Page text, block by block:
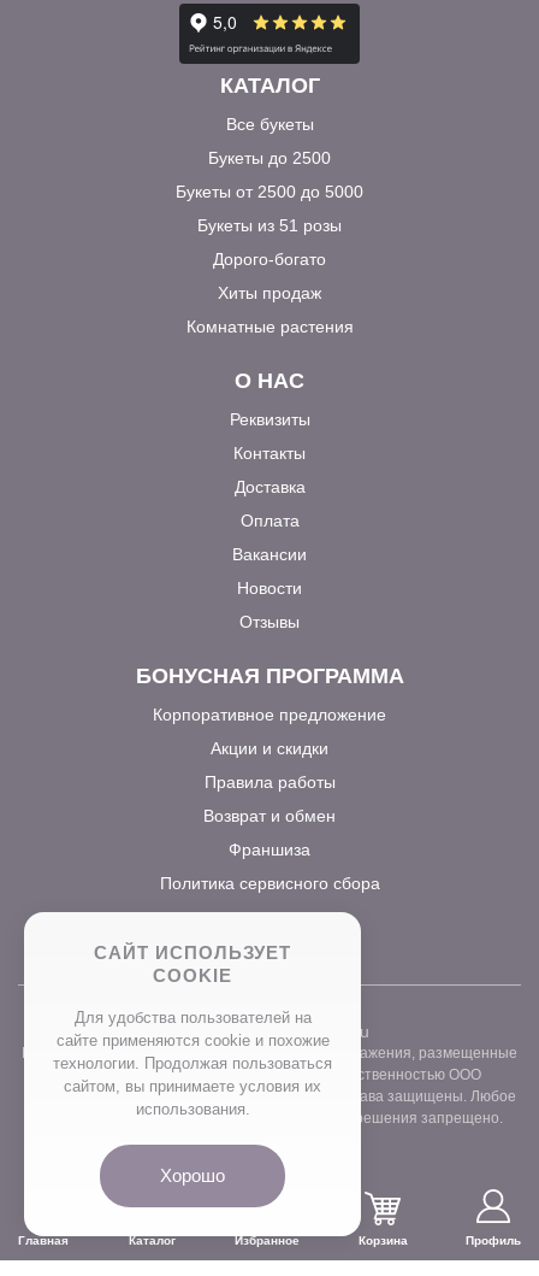
Главная Каталог Избранное Корзина Профиль
КАТАЛОГ
Все букеты
Букеты до 2500
Букеты от 2500 до 5000
Букеты из 51 розы
Дорого-богато
Хиты продаж
Комнатные растения
О НАС
Реквизиты
Контакты
Доставка
Оплата
Вакансии
Новости
Отзывы
БОНУСНАЯ ПРОГРАММА
Корпоративное предложение
Акции и скидки
Правила работы
Возврат и обмен
Франшиза
Политика сервисного сбора
www.prostocvet.ru
Вся текстовая информация и графические изображения, размещенные
на сайте интернет-магазина, являются собственностью ООО
«ПРОСТОБУКЕТ» ОГРН 1157746211248. Все права защищены. Любое
использование контента без письменного разрешения запрещено.
САЙТ ИСПОЛЬЗУЕТ
COOKIE
Для удобства пользователей на
сайте применяются сookie и похожие
технологии. Продолжая пользоваться
сайтом, вы принимаете условия их
использования.
Хорошо